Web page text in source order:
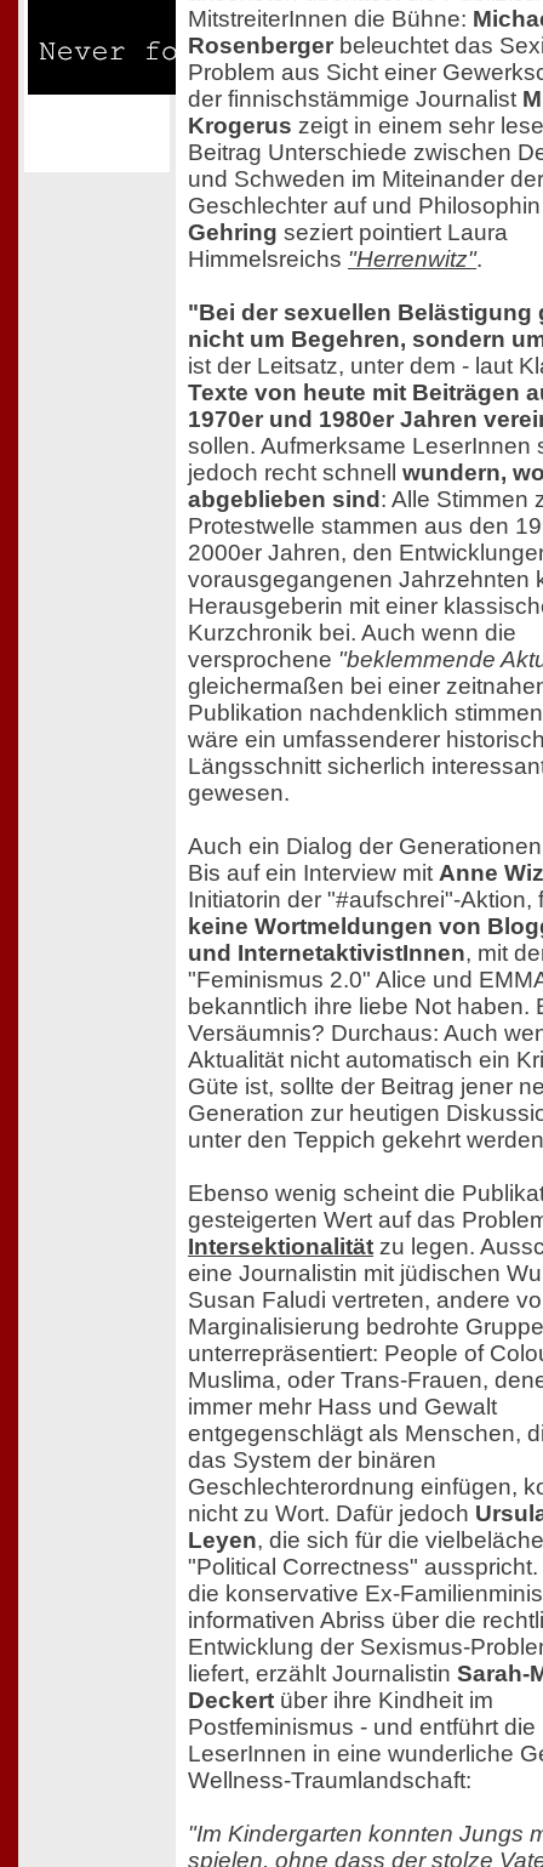
MitstreiterInnen die Bühne:
Rosenberger beleuchtet das
Problem aus Sicht einer
der finnischstämmige Journalist
Krogerus zeigt in einem sehr
Beitrag Unterschiede zwischen
und Schweden im Miteinander der
Geschlechter auf und
Gehring seziert pointiert Laura
Himmelsreichs "Herrenwitz".
"Bei der sexuellen Belästigung
nicht um Begehren, sondern
ist der Leitsatz, unter dem - laut
Texte von heute mit Beiträgen
1970er und 1980er Jahren
sollen. Aufmerksame LeserInnen
jedoch recht schnell wundern,
abgeblieben sind: Alle Stimmen
Protestwelle stammen aus den
2000er Jahren, den
vorausgegangenen Jahrzehnten
Herausgeberin mit einer
Kurzchronik bei. Auch wenn die
versprochene "beklemmende
gleichermaßen bei einer
Publikation nachdenklich
wäre ein umfassenderer
Längsschnitt sicherlich
gewesen.
Auch ein Dialog der
Bis auf ein Interview mit Anne
Initiatorin der "#aufschrei"-Aktion,
keine Wortmeldungen von
und InternetaktivistInnen, mit
"Feminismus 2.0" Alice und
bekanntlich ihre liebe Not haben.
Versäumnis? Durchaus: Auch
Aktualität nicht automatisch ein
Güte ist, sollte der Beitrag jener
Generation zur heutigen
unter den Teppich gekehrt
Ebenso wenig scheint die
gesteigerten Wert auf das
Intersektionalität zu legen.
eine Journalistin mit jüdischen
Susan Faludi vertreten, andere
Marginalisierung bedrohte
unterrepräsentiert: People of
Muslima, oder Trans-Frauen,
immer mehr Hass und Gewalt
entgegenschlägt als Menschen,
das System der binären
Geschlechterordnung einfügen,
nicht zu Wort. Dafür jedoch
Leyen, die sich für die
"Political Correctness"
die konservative Ex-
informativen Abriss über die
Entwicklung der Sexismus-
liefert, erzählt Journalistin Sarah-
Deckert über ihre Kindheit im
Postfeminismus - und entführt die
LeserInnen in eine wunderliche
Wellness-Traumlandschaft:
"Im Kindergarten konnten Jungs
spielen, ohne dass der stolze